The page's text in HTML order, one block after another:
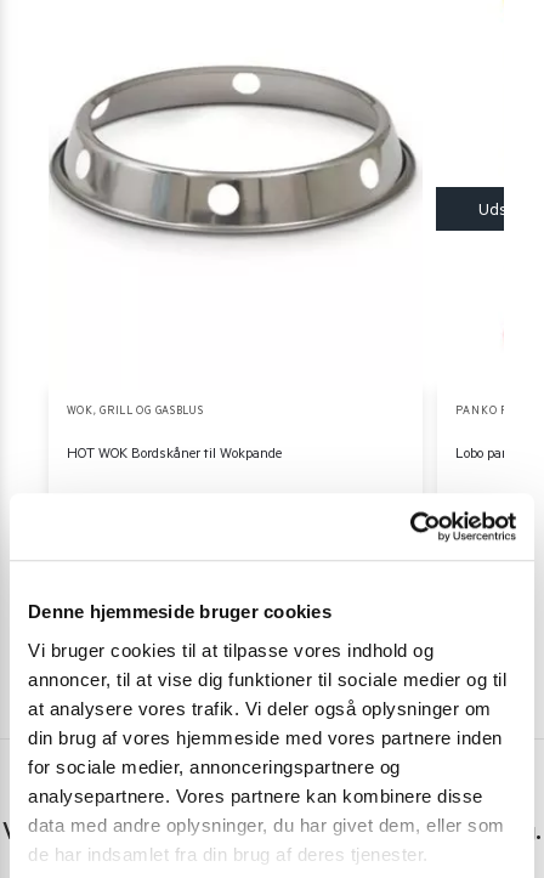
Denne hjemmeside bruger cookies
Vi bruger cookies til at tilpasse vores indhold og
annoncer, til at vise dig funktioner til sociale medier og til
at analysere vores trafik. Vi deler også oplysninger om
din brug af vores hjemmeside med vores partnere inden
for sociale medier, annonceringspartnere og
analysepartnere. Vores partnere kan kombinere disse
data med andre oplysninger, du har givet dem, eller som
de har indsamlet fra din brug af deres tjenester.
WOK, GRILL OG GASBLUS
HOT WOK Bordskåner til Wokpande
PANKO RASP
Lobo panko
79,00
Har du spørgsmål eller brug for hjælp?
Vi er lige her. Kundeservice sidder klar til at hjælpe dig.